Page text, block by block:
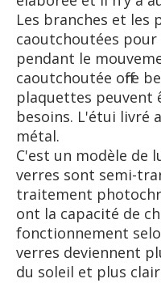
Les branches et les
caoutchoutées
pendant le
caoutchoutée offre
plaquettes peuvent
besoins. L'étui livré
métal.
C'est un modèle de
verres sont semi-
traitement
ont la capacité de
fonctionnement
verres deviennent
du soleil et plus